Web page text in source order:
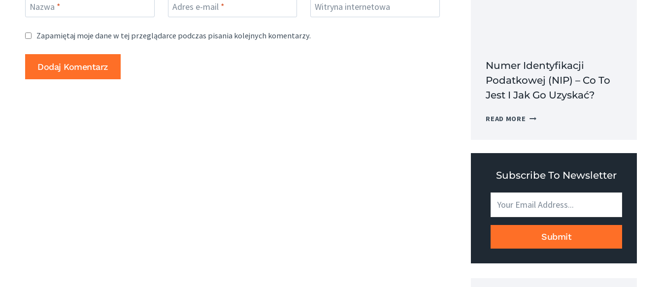
Nazwa * Adres e-mail * Witryna internetowa
Zapamiętaj moje dane w tej przeglądarce podczas pisania kolejnych komentarzy.
Numer Identyfikacji
Podatkowej (NIP) – Co To
Jest I Jak Go Uzyskać?
READ MORE NUMER
CO
JEST
I
JAK
UZYSKAĆ?
Subscribe To Newsletter
Submit